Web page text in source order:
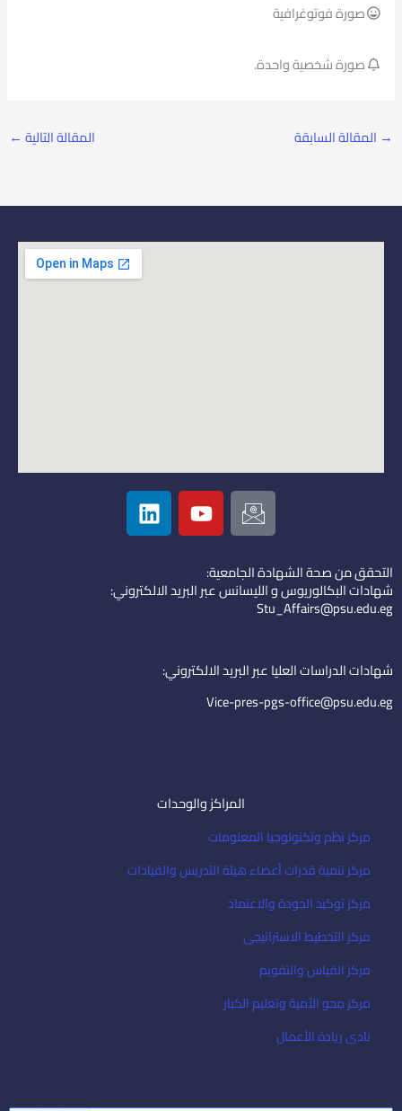
صورة فوتوغرافية
صورة شخصية واحدة.
→ المقالة السابقة المقالة التالية ←
I
c
o
n
-
e
i
l
Y
o
u
u
b
L
i
n
e
d
التحقق من صحة الشهادة الجامعية:
شهادات البكالوريوس و الليسانس عبر البريد الالكتروني:
Stu_Affairs@psu.edu.eg
شهادات الدراسات العليا عبر البريد الالكتروني:
Vice-pres-pgs-office@psu.edu.eg
المراكز والوحدات
مركز نظم وتكنولوجيا المعلومات
مركز تنمية قدرات أعضاء هيئة التدريس والقيادات
مركز توكيد الجودة والاعتماد
مركز التخطيط الاستراتيجى
مركز القياس والتقويم
مركز محو الأمية وتعليم الكبار
نادى ريادة الأعمال